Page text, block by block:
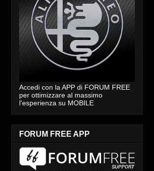
Accedi con la APP di FORUM FREE
per ottimizzare al massimo
l'esperienza su MOBILE
FORUM FREE APP